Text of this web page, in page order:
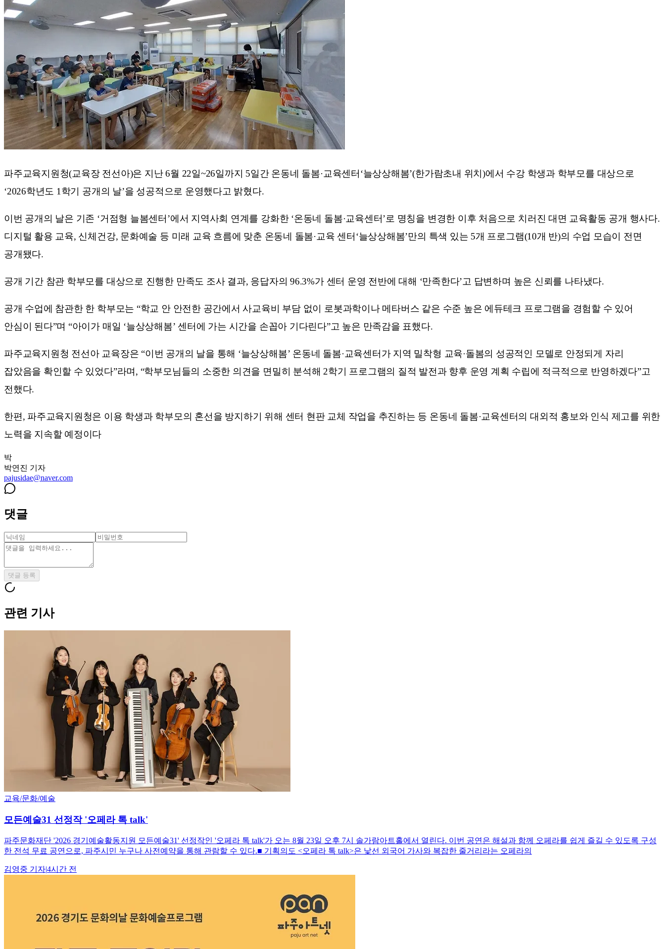
파주교육지원청(교육장 전선아)은 지난 6월 22일~26일까지 5일간 온동네 돌봄·교육센터‘늘상상해봄’(한가람초내 위치)에서 수강 학생과 학부모를 대상으로
‘2026학년도 1학기 공개의 날’을 성공적으로 운영했다고 밝혔다.
이번 공개의 날은 기존 ‘거점형 늘봄센터’에서 지역사회 연계를 강화한 ‘온동네 돌봄·교육센터’로 명칭을 변경한 이후 처음으로 치러진 대면 교육활동 공개 행사다.
디지털 활용 교육, 신체건강, 문화예술 등 미래 교육 흐름에 맞춘 온동네 돌봄·교육 센터‘늘상상해봄’만의 특색 있는 5개 프로그램(10개 반)의 수업 모습이 전면
공개됐다.
공개 기간 참관 학부모를 대상으로 진행한 만족도 조사 결과, 응답자의 96.3%가 센터 운영 전반에 대해 ‘만족한다’고 답변하며 높은 신뢰를 나타냈다.
공개 수업에 참관한 한 학부모는 “학교 안 안전한 공간에서 사교육비 부담 없이 로봇과학이나 메타버스 같은 수준 높은 에듀테크 프로그램을 경험할 수 있어
안심이 된다”며 “아이가 매일 ‘늘상상해봄’ 센터에 가는 시간을 손꼽아 기다린다”고 높은 만족감을 표했다.
파주교육지원청 전선아 교육장은 “이번 공개의 날을 통해 ‘늘상상해봄’ 온동네 돌봄·교육센터가 지역 밀착형 교육·돌봄의 성공적인 모델로 안정되게 자리
잡았음을 확인할 수 있었다”라며, “학부모님들의 소중한 의견을 면밀히 분석해 2학기 프로그램의 질적 발전과 향후 운영 계획 수립에 적극적으로 반영하겠다”고
전했다.
한편, 파주교육지원청은 이용 학생과 학부모의 혼선을 방지하기 위해 센터 현판 교체 작업을 추진하는 등 온동네 돌봄·교육센터의 대외적 홍보와 인식 제고를 위한
노력을 지속할 예정이다
박
박연진 기자
pajusidae@naver.com
댓글
댓글 등록
관련 기사
교육/문화/예술
모든예술31 선정작 '오페라 톡 talk'
파주문화재단 '2026 경기예술활동지원 모든예술31' 선정작인 '오페라 톡 talk'가 오는 8월 23일 오후 7시 솔가람아트홀에서 열린다. 이번 공연은 해설과 함께 오페라를 쉽게 즐길 수 있도록 구성
한 전석 무료 공연으로, 파주시민 누구나 사전예약을 통해 관람할 수 있다.■ 기획의도 <오페라 톡 talk>은 낯선 외국어 가사와 복잡한 줄거리라는 오페라의
김영중 기자|4시간 전